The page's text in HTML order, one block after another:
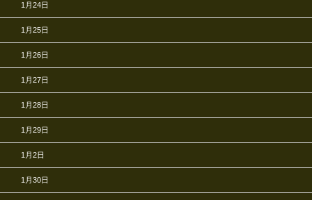
1月24日
1月25日
1月26日
1月27日
1月28日
1月29日
1月2日
1月30日